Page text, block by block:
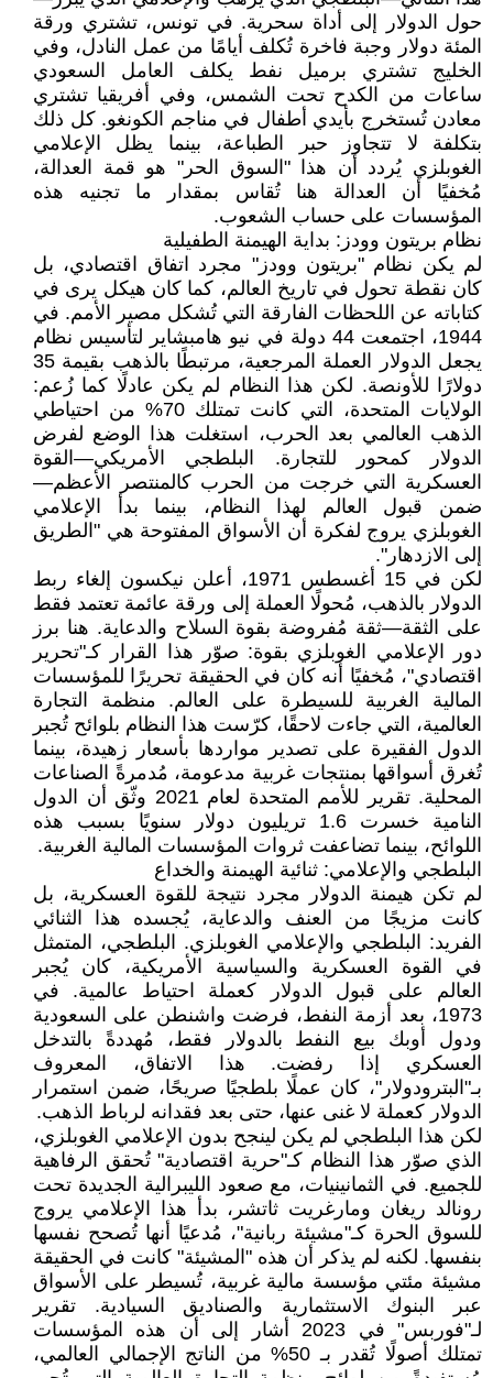
حول الدولار إلى أداة سحرية. في تونس، تشتري ورقة
المئة دولار وجبة فاخرة تُكلف أيامًا من عمل النادل، وفي
الخليج تشتري برميل نفط يكلف العامل السعودي
ساعات من الكدح تحت الشمس، وفي أفريقيا تشتري
معادن تُستخرج بأيدي أطفال في مناجم الكونغو. كل ذلك
بتكلفة لا تتجاوز حبر الطباعة، بينما يظل الإعلامي
الغوبلزي يُردد أن هذا "السوق الحر" هو قمة العدالة،
مُخفيًا أن العدالة هنا تُقاس بمقدار ما تجنيه هذه
المؤسسات على حساب الشعوب.
نظام بريتون وودز: بداية الهيمنة الطفيلية
لم يكن نظام "بريتون وودز" مجرد اتفاق اقتصادي، بل
كان نقطة تحول في تاريخ العالم، كما كان هيكل يرى في
كتاباته عن اللحظات الفارقة التي تُشكل مصير الأمم. في
1944، اجتمعت 44 دولة في نيو هامبشاير لتأسيس نظام
يجعل الدولار العملة المرجعية، مرتبطًا بالذهب بقيمة 35
دولارًا للأونصة. لكن هذا النظام لم يكن عادلًا كما زُعم:
الولايات المتحدة، التي كانت تمتلك 70% من احتياطي
الذهب العالمي بعد الحرب، استغلت هذا الوضع لفرض
الدولار كمحور للتجارة. البلطجي الأمريكي—القوة
العسكرية التي خرجت من الحرب كالمنتصر الأعظم—
ضمن قبول العالم لهذا النظام، بينما بدأ الإعلامي
الغوبلزي يروج لفكرة أن الأسواق المفتوحة هي "الطريق
إلى الازدهار".
لكن في 15 أغسطس 1971، أعلن نيكسون إلغاء ربط
الدولار بالذهب، مُحولًا العملة إلى ورقة عائمة تعتمد فقط
على الثقة—ثقة مُفروضة بقوة السلاح والدعاية. هنا برز
دور الإعلامي الغوبلزي بقوة: صوّر هذا القرار كـ"تحرير
اقتصادي"، مُخفيًا أنه كان في الحقيقة تحريرًا للمؤسسات
المالية الغربية للسيطرة على العالم. منظمة التجارة
العالمية، التي جاءت لاحقًا، كرّست هذا النظام بلوائح تُجبر
الدول الفقيرة على تصدير مواردها بأسعار زهيدة، بينما
تُغرق أسواقها بمنتجات غربية مدعومة، مُدمرةً الصناعات
المحلية. تقرير للأمم المتحدة لعام 2021 وثّق أن الدول
النامية خسرت 1.6 تريليون دولار سنويًا بسبب هذه
اللوائح، بينما تضاعفت ثروات المؤسسات المالية الغربية.
البلطجي والإعلامي: ثنائية الهيمنة والخداع
لم تكن هيمنة الدولار مجرد نتيجة للقوة العسكرية، بل
كانت مزيجًا من العنف والدعاية، يُجسده هذا الثنائي
الفريد: البلطجي والإعلامي الغوبلزي. البلطجي، المتمثل
في القوة العسكرية والسياسية الأمريكية، كان يُجبر
العالم على قبول الدولار كعملة احتياط عالمية. في
1973، بعد أزمة النفط، فرضت واشنطن على السعودية
ودول أوبك بيع النفط بالدولار فقط، مُهددةً بالتدخل
العسكري إذا رفضت. هذا الاتفاق، المعروف
بـ"البترودولار"، كان عملًا بلطجيًا صريحًا، ضمن استمرار
الدولار كعملة لا غنى عنها، حتى بعد فقدانه لرباط الذهب.
لكن هذا البلطجي لم يكن لينجح بدون الإعلامي الغوبلزي،
الذي صوّر هذا النظام كـ"حرية اقتصادية" تُحقق الرفاهية
للجميع. في الثمانينيات، مع صعود الليبرالية الجديدة تحت
رونالد ريغان ومارغريت ثاتشر، بدأ هذا الإعلامي يروج
للسوق الحرة كـ"مشيئة ربانية"، مُدعيًا أنها تُصحح نفسها
بنفسها. لكنه لم يذكر أن هذه "المشيئة" كانت في الحقيقة
مشيئة مئتي مؤسسة مالية غربية، تُسيطر على الأسواق
عبر البنوك الاستثمارية والصناديق السيادية. تقرير
لـ"فوربس" في 2023 أشار إلى أن هذه المؤسسات
تمتلك أصولًا تُقدر بـ 50% من الناتج الإجمالي العالمي،